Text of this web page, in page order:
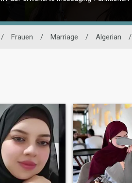
/ Frauen / Marriage / Algerian /